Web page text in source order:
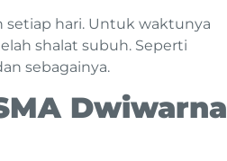
setiap hari. Untuk waktunya
shalat subuh. Seperti
sebagainya.
Dwiwarna